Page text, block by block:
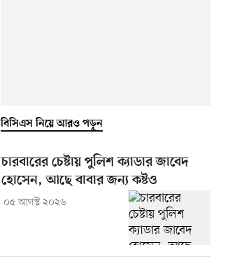
বিসিএস নিয়ে আরও পড়ুন
চারবারের চেষ্টায় পুলিশ ক্যাডার জাবেদ
হোসেন, আছে বাবার জন্য কষ্টও
০৫ আগস্ট ২০২৬